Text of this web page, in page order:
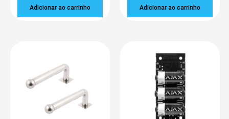
Adicionar ao carrinho Adicionar ao carrinho